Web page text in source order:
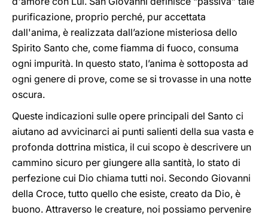
purificazione, proprio perché, pur accettata
dall'anima, è realizzata dall’azione misteriosa dello
Spirito Santo che, come fiamma di fuoco, consuma
ogni impurità. In questo stato, l’anima è sottoposta ad
ogni genere di prove, come se si trovasse in una notte
oscura.
Queste indicazioni sulle opere principali del Santo ci
aiutano ad avvicinarci ai punti salienti della sua vasta e
profonda dottrina mistica, il cui scopo è descrivere un
cammino sicuro per giungere alla santità, lo stato di
perfezione cui Dio chiama tutti noi. Secondo Giovanni
della Croce, tutto quello che esiste, creato da Dio, è
buono. Attraverso le creature, noi possiamo pervenire